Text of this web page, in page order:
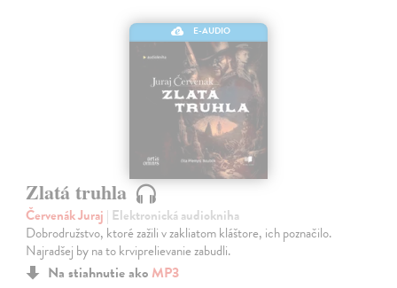
E-AUDIO
Zlatá truhla
Červenák Juraj | Elektronická audiokniha
Dobrodružstvo, ktoré zažili v zakliatom kláštore, ich poznačilo.
Najradšej by na to krviprelievanie zabudli.
Na stiahnutie ako MP3